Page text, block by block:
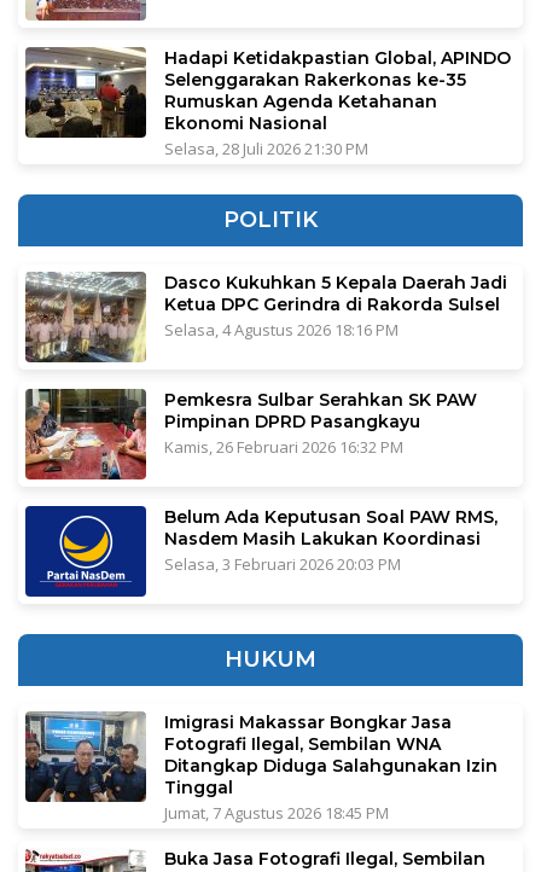
Hadapi Ketidakpastian Global, APINDO
Selenggarakan Rakerkonas ke-35
Rumuskan Agenda Ketahanan
Ekonomi Nasional
Selasa, 28 Juli 2026 21:30 PM
POLITIK
Dasco Kukuhkan 5 Kepala Daerah Jadi
Ketua DPC Gerindra di Rakorda Sulsel
Selasa, 4 Agustus 2026 18:16 PM
Pemkesra Sulbar Serahkan SK PAW
Pimpinan DPRD Pasangkayu
Kamis, 26 Februari 2026 16:32 PM
Belum Ada Keputusan Soal PAW RMS,
Nasdem Masih Lakukan Koordinasi
Selasa, 3 Februari 2026 20:03 PM
HUKUM
Imigrasi Makassar Bongkar Jasa
Fotografi Ilegal, Sembilan WNA
Ditangkap Diduga Salahgunakan Izin
Tinggal
Jumat, 7 Agustus 2026 18:45 PM
Buka Jasa Fotografi Ilegal, Sembilan